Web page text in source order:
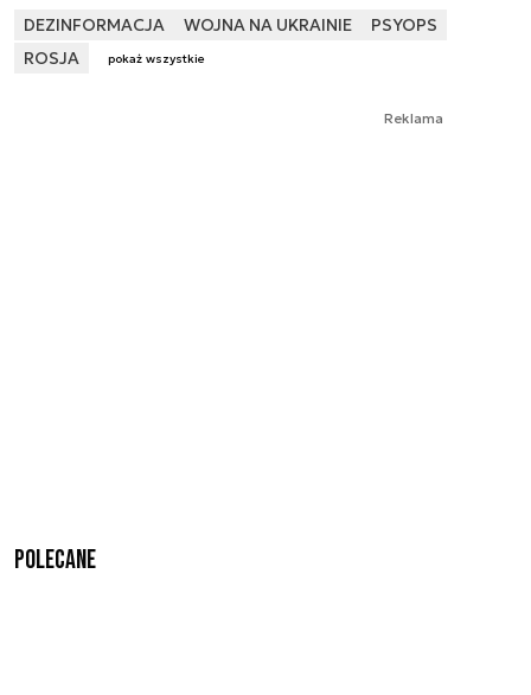
DEZINFORMACJA WOJNA NA UKRAINIE
PSYOPS
ROSJA
pokaż wszystkie
Reklama
Polecane